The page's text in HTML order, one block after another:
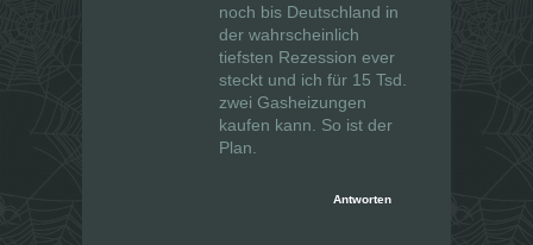
noch bis Deutschland in
der wahrscheinlich
tiefsten Rezession ever
steckt und ich für 15 Tsd.
zwei Gasheizungen
kaufen kann. So ist der
Plan.
Antworten